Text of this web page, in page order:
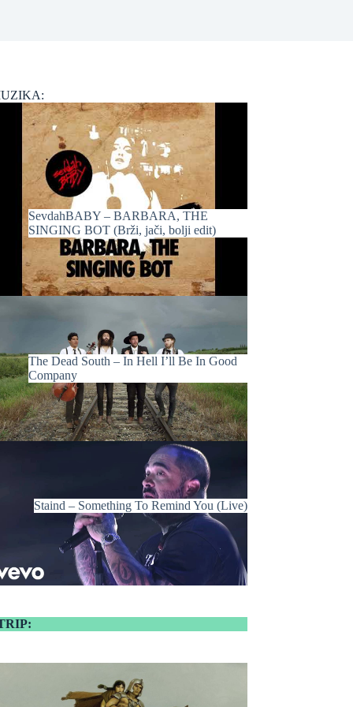
SevdahBABY – BARBARA, THE
SINGING BOT (Brži, jači, bolji edit)
The Dead South – In Hell I’ll Be In Good
Company
Staind – Something To Remind You (Live)